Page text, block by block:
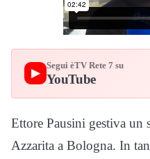
▶
Segui èTV Rete 7 su
YouTube
Ettore Pausini gestiva un
Azzarita a Bologna. In